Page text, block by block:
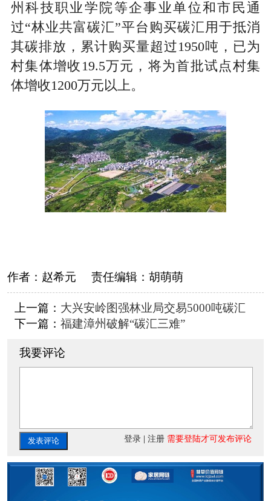
州科技职业学院等企事业单位和市民通
过“林业共富碳汇”平台购买碳汇用于抵消
其碳排放，累计购买量超过1950吨，已为
村集体增收19.5万元，将为首批试点村集
体增收1200万元以上。
作者： 赵希元 责任编辑： 胡萌萌
上一篇： 大兴安岭图强林业局交易5000吨碳汇
下一篇： 福建漳州破解“碳汇三难”
我要评论
发表评论 登录 |注册 需要登陆才可发布评论